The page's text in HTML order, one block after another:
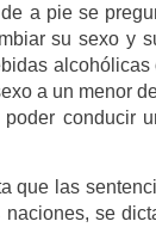
a pie se
su sexo y
a un menor
conducir
que las
se